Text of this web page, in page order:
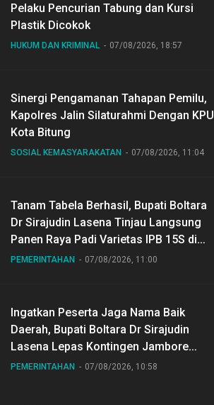
Pelaku Pencurian Tabung dan Kursi
Plastik Dicokok
HUKUM DAN KRIMINAL 07/08/2026, 18:57
Sinergi Pengamanan Tahapan Pemilu,
Kapolres Jalin Silaturahmi Dengan KPU
Kota Bitung
SOSIAL KEMASYARAKATAN 07/08/2026, 11:04
Tanam Tabela Berhasil, Bupati Boltara
Dr Sirajudin Lasena Tinjau Langsung
Panen Raya Padi Varietas IPB 15S di
Desa Gihang
PEMERINTAHAN 07/08/2026, 11:00
Ingatkan Peserta Jaga Nama Baik
Daerah, Bupati Boltara Dr Sirajudin
Lasena Lepas Kontingen Jambore
Nasional ke XII di Buperta Cibubur
PEMERINTAHAN 07/08/2026, 10:58